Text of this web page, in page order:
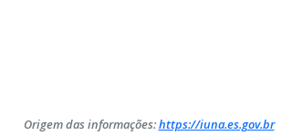
Origem das informações:https://iuna.es.gov.br